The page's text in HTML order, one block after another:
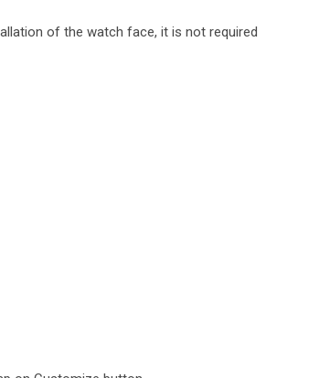
of the watch face, it is not required